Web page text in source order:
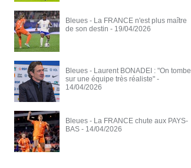
Bleues - La FRANCE n'est plus maître
de son destin - 19/04/2026
Bleues - Laurent BONADEI : "On tombe
sur une équipe très réaliste" -
14/04/2026
Bleues - La FRANCE chute aux PAYS-
BAS - 14/04/2026